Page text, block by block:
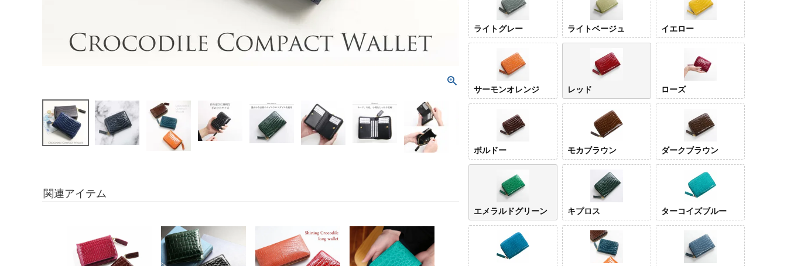
関連アイテム
ライトグレー ライトベージュ イエロー
サーモンオレンジ レッド ローズ
ボルドー モカブラウン ダークブラウン
エメラルドグリーン キプロス ターコイズブルー